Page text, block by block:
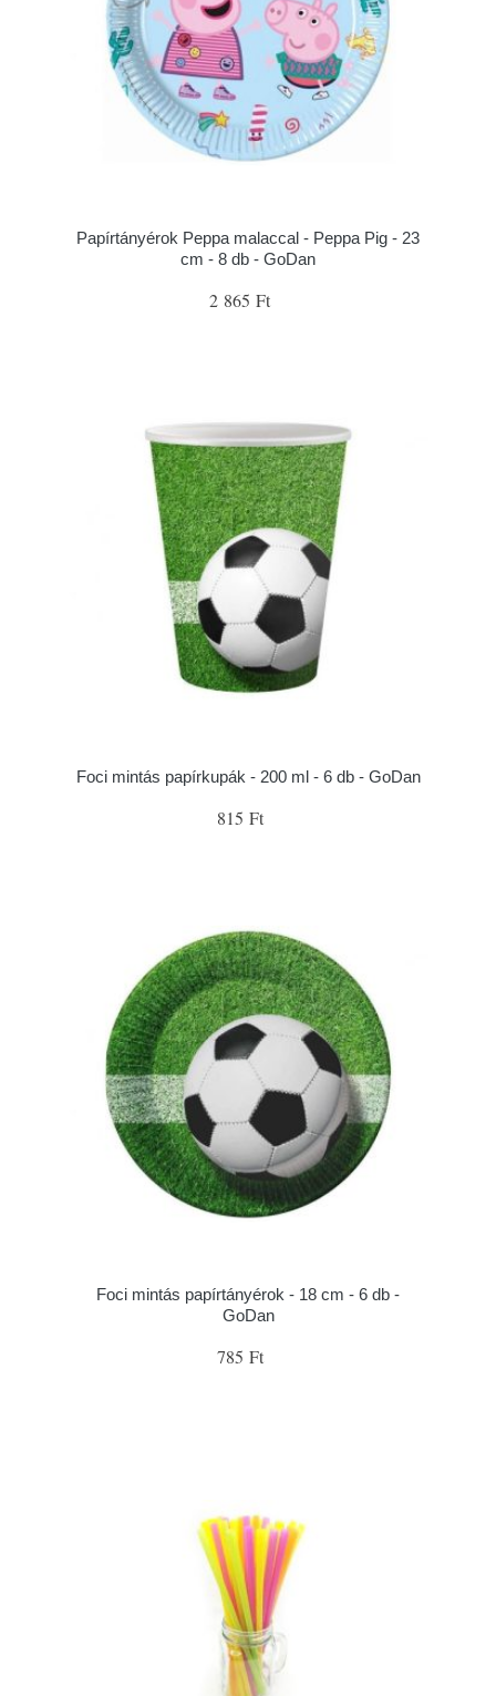
Papírtányérok Peppa malaccal - Peppa Pig - 23
cm - 8 db - GoDan
2 865 Ft
Foci mintás papírkupák - 200 ml - 6 db - GoDan
815 Ft
Foci mintás papírtányérok - 18 cm - 6 db -
GoDan
785 Ft